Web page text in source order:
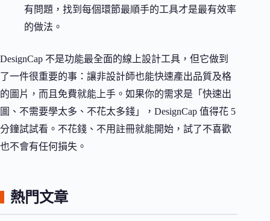
有問題，找到每個環節最順手的工具才是最有效率
的做法。
DesignCap 不是功能最全面的線上設計工具，但它做到
了一件很重要的事：讓非設計師也能快速產出品質及格
的圖片，而且免費就能上手。如果你的需求是「快速出
圖、不需要學太多、不花太多錢」，DesignCap 值得花 5
分鐘試試看。不花錢、不用註冊就能開始，試了不喜歡
也不會有任何損失。
熱門文章